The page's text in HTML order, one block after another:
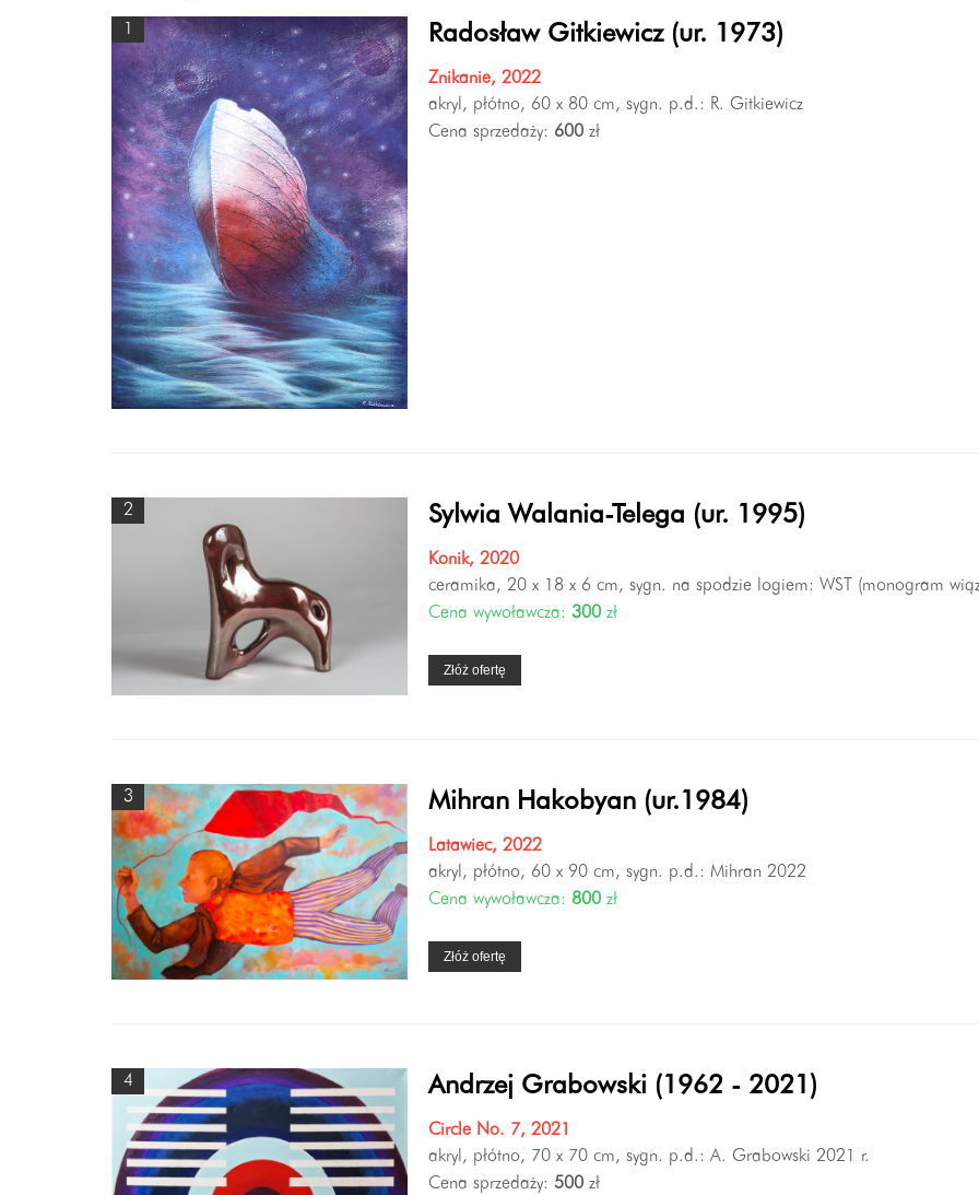
Radosław Gitkiewicz (ur. 1973)
Znikanie, 2022
akryl, płótno, 60 x 80 cm, sygn. p.d.: R. Gitkiewicz
Cena sprzedaży: 600zł
2 Sylwia Walania-Telega (ur. 1995)
Konik, 2020
ceramika, 20 x 18 x 6 cm, sygn. na spodzie logiem: WST (monogram
Cena wywoławcza: 300zł
Złóż ofertę
3 Mihran Hakobyan (ur.1984)
Latawiec, 2022
akryl, płótno, 60 x 90 cm, sygn. p.d.: Mihran 2022
Cena wywoławcza: 800zł
Złóż ofertę
4 Andrzej Grabowski (1962 - 2021)
Circle No. 7, 2021
akryl, płótno, 70 x 70 cm, sygn. p.d.: A. Grabowski 2021 r.
Cena sprzedaży: 500zł